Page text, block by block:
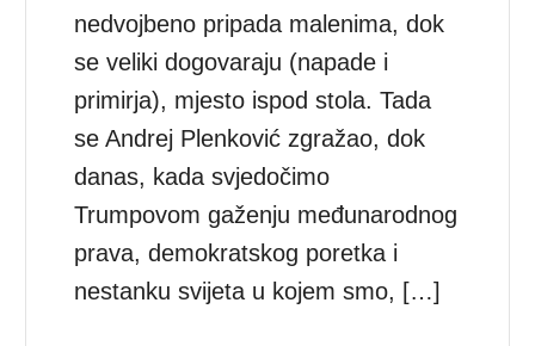
nedvojbeno pripada malenima, dok
se veliki dogovaraju (napade i
primirja), mjesto ispod stola. Tada
se Andrej Plenković zgražao, dok
danas, kada svjedočimo
Trumpovom gaženju međunarodnog
prava, demokratskog poretka i
nestanku svijeta u kojem smo, […]